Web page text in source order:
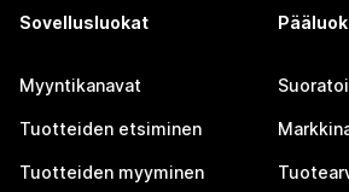
Sovellusluokat
Myyntikanavat
Tuotteiden etsiminen
Tuotteiden myyminen